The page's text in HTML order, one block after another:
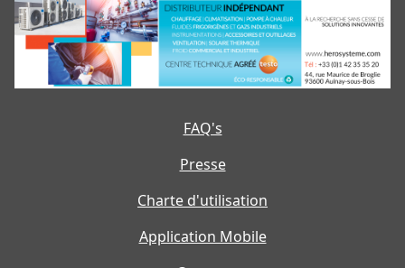
FAQ's
Presse
Charte d'utilisation
Application Mobile